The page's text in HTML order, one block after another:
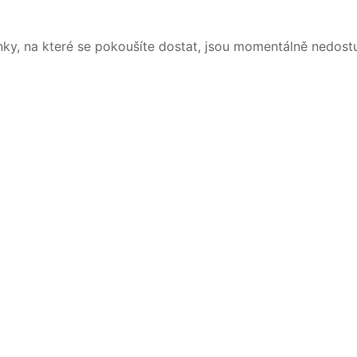
na které se pokoušíte dostat, jsou momentálně